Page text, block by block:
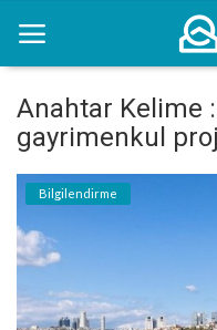
Anasayfa
Kentsel Dönüşüm Alanları
Sektörel Bilgiler
Bilgilendirme
Anahtar Kelime
gayrimenkul
Bilgilendirme